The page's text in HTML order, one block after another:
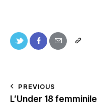
PREVIOUS
L’Under 18 femminile